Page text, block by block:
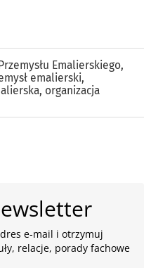
Emalierskiego,
emalierski,
, organizacja
e-mail i otrzymuj
relacje, porady fachowe